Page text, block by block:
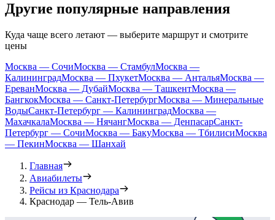
Другие популярные направления
Куда чаще всего летают — выберите маршрут и смотрите
цены
Москва — СочиМосква — СтамбулМосква —
КалининградМосква — ПхукетМосква — АнтальяМосква —
ЕреванМосква — ДубайМосква — ТашкентМосква —
БангкокМосква — Санкт-ПетербургМосква — Минеральные
ВодыСанкт-Петербург — КалининградМосква —
МахачкалаМосква — НячангМосква — ДенпасарСанкт-
Петербург — СочиМосква — БакуМосква — ТбилисиМосква
— ПекинМосква — Шанхай
Главная
Авиабилеты
Рейсы из Краснодара
Краснодар — Тель-Авив